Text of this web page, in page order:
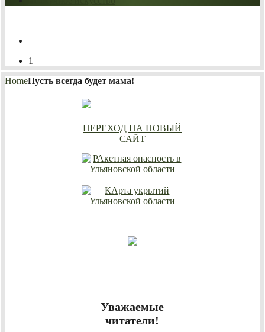
1
HomeПусть всегда будет мама!
ПЕРЕХОД НА НОВЫЙ
САЙТ
Уважаемые
читатели!